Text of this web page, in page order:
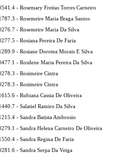
- Rosemary Freitas Torres Carneiro
- Rosemeire Maria Braga Santos
- Rosemeire Maria Da Silva
- Rosiana Pereira De Faria
- Rosiane Dorotea Morais E Silva
- Rosilene Maria Pereira Da Silva
- Rosimeire Cintra
- Rosimeire Cintra
- Rubiana Cassia De Oliveira
- Salatiel Ramiro Da Silva
- Sandra Batista Ambrosio
- Sandra Helena Carneiro De Oliveira
- Sandra Regina De Faria
- Sandra Serpa Da Veiga